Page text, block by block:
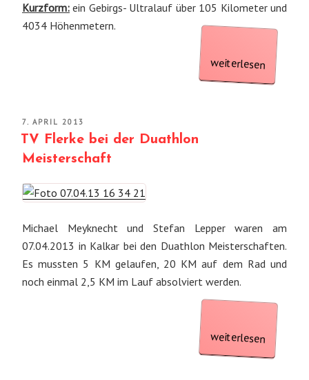
Kurzform: ein Gebirgs- Ultralauf über 105 Kilometer und
4034 Höhenmetern.
„Ultra
Mallorca
weiterlesen
VERÖFFENTLICHT
AM
7. APRIL 2013
TV Flerke bei der Duathlon
Meisterschaft
Michael Meyknecht und Stefan Lepper waren am
07.04.2013 in Kalkar bei den Duathlon Meisterschaften.
Es mussten 5 KM gelaufen, 20 KM auf dem Rad und
noch einmal 2,5 KM im Lauf absolviert werden.
„TV
Flerke
Duathlon
weiterlesen